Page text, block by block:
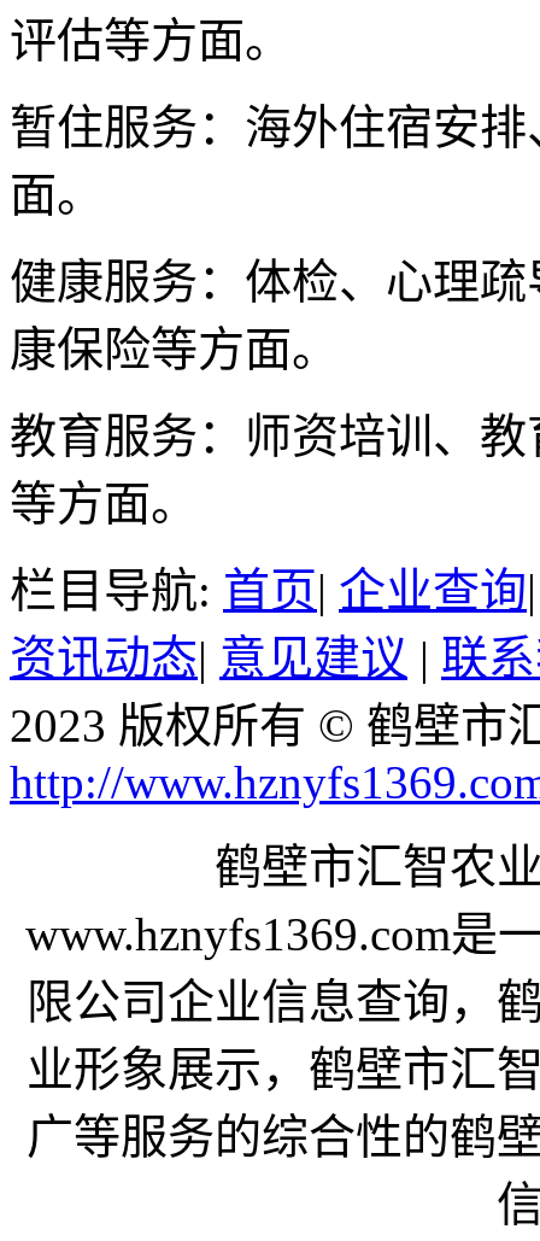
评估等方面。
暂住服务：海外住宿安
面。
健康服务：体检、心理
康保险等方面。
教育服务：师资培训、
等方面。
栏目导航: 首页| 企业查询
资讯动态| 意见建议 | 联
2023 版权所有 © 鹤壁
http://
鹤壁市汇智农
www.hznyfs1369.com是
限公司企业信息查询，
业形象展示，鹤壁市汇
广等服务的综合性的鹤